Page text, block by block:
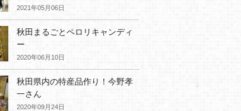
2021年05月06日
秋田まるごとペロリキャンディ
ー
2020年06月10日
秋田県内の特産品作り！今野孝
一さん
2020年09月24日